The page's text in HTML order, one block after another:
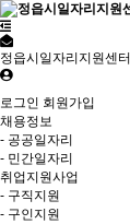
정읍시일자리지원센터
로그인 회원가입
채용정보
- 공공일자리
- 민간일자리
취업지원사업
- 구직지원
- 구인지원